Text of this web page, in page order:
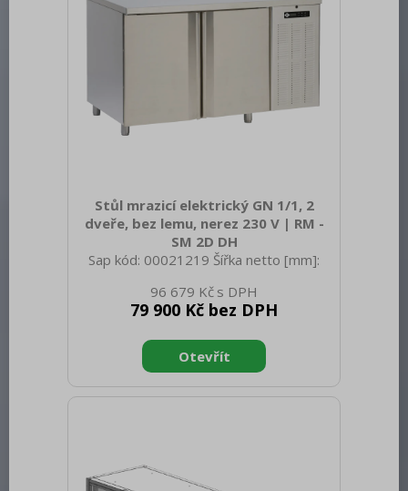
okolí [°C]:
Stůl mrazicí elektrický GN 1/1, 2
dveře, bez lemu, nerez 230 V | RM -
SM 2D DH
Sap kód: 00021219 Šířka netto [mm]:
netto [mm]: 900 Hmotnost netto [kg]:
110.00 Šířka brutto [mm]: 1450 Hloubka
950 Hmotnost brutto [kg]: 140.00 Typ
spotřebiče: Elektrické zařízení Příkon
elektrický [kW]: 0.400 Napájení: 230 V /
opláštění Vnější barva zařízení:
Nerezové Min teplota okolí [°C]:
96 679 Kč
79 900 Kč bez DPH